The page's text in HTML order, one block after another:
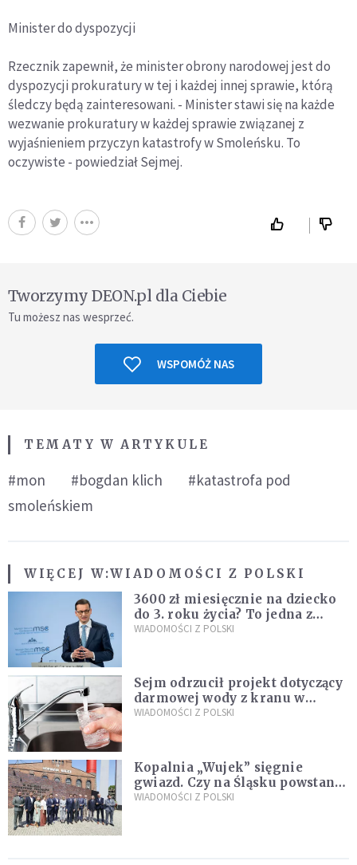
Minister do dyspozycji
Rzecznik zapewnił, że minister obrony narodowej jest do
dyspozycji prokuratury w tej i każdej innej sprawie, którą
śledczy będą zainteresowani. - Minister stawi się na każde
wezwanie prokuratury w każdej sprawie związanej z
wyjaśnieniem przyczyn katastrofy w Smoleńsku. To
oczywiste - powiedział Sejmej.
Tworzymy DEON.pl dla Ciebie
Tu możesz nas wesprzeć.
WSPOMÓŻ NAS
TEMATY W ARTYKULE
#mon #bogdan klich
#katastrofa pod
smoleńskiem
WIĘCEJ W:WIADOMOŚCI Z POLSKI
3600 zł miesięcznie na dziecko
do 3. roku życia? To jedna z
propozycji programu "Rozwój
WIADOMOŚCI Z POLSKI
Sejm odrzucił projekt dotyczący
darmowej wody z kranu w
restauracjach
WIADOMOŚCI Z POLSKI
Kopalnia „Wujek” sięgnie
gwiazd. Czy na Śląsku powstanie
„Dolina Krzemowa”?
WIADOMOŚCI Z POLSKI